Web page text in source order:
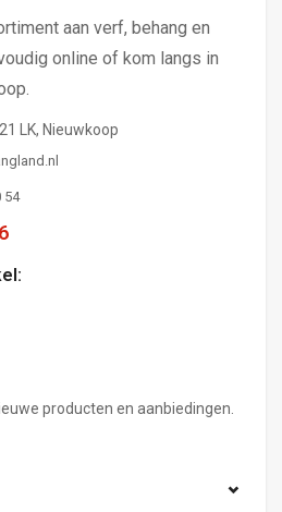
aan verf, behang en
online of kom langs in
LK, Nieuwkoop
54
producten en aanbiedingen.